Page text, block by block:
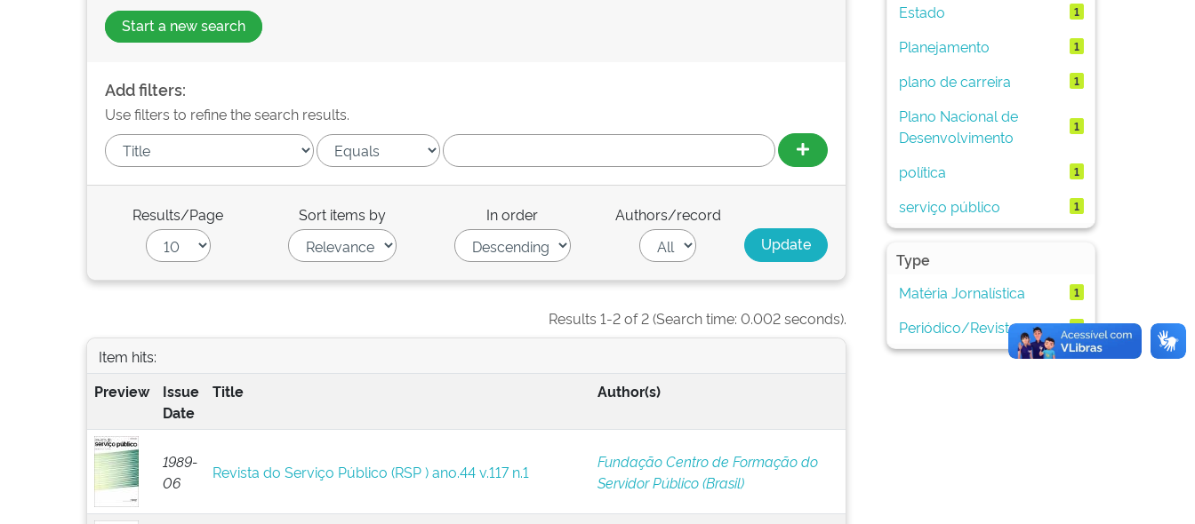
Start a new search
Add filters:
Use filters to refine the search results.
Results/Page Sort items by In order Authors/record
Results 1-2 of 2 (Search time: 0.002 seconds).
Item hits:
Preview
Issue
Date
Title Author(s)
1989-
06
Revista do Serviço Público (RSP ) ano.44 v.117 n.1
Fundação Centro de Formação do
Servidor Público (Brasil)
Estado 1
Planejamento 1
plano de carreira 1
Plano Nacional de
Desenvolvimento
1
política 1
serviço público 1
Type
Matéria Jornalística
1
Periódico/Revista 1